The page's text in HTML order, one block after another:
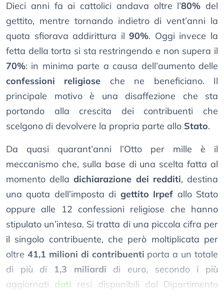
Dieci anni fa ai cattolici andava oltre l’80% del
gettito, mentre tornando indietro di vent’anni la
quota sfiorava addirittura il90%. Oggi invece la
fetta della torta si sta restringendo e non supera il
70%: in minima parte a causa dell’aumento delle
confessioni religiose che ne beneficiano. Il
principale motivo è una disaffezione che sta
portando alla crescita dei contribuenti che
scelgono di devolvere la propria parte allo Stato.
Da quasi quarant’anni l’Otto per mille è il
meccanismo che, sulla base di una scelta fatta al
momento delladichiarazione dei redditi, destina
una quota dell’imposta di gettito Irpef allo Stato
oppure alle 12 confessioni religiose che hanno
stipulato un’intesa. Si tratta di una piccola cifra per
il singolo contribuente, che però moltiplicata per
oltre 41,1 milioni di contribuenti porta a un totale
di più di 1,3 miliardi di euro, secondo i più
aggiornati dati resi disponibili dal Dipartimento